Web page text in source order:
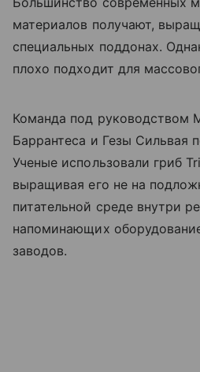
материалов получают,
специальных поддонах.
плохо подходит для
Команда под руководством
Баррантеса и Гезы Сильвая
Ученые использовали гриб
выращивая его не на
питательной среде внутри
напоминающих
заводов.